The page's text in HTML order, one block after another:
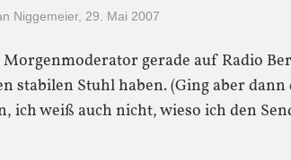
Niggemeier, 29. Mai 2007
gerade auf Radio
stabilen Stuhl haben. (Ging aber
ich weiß auch nicht, wieso ich den